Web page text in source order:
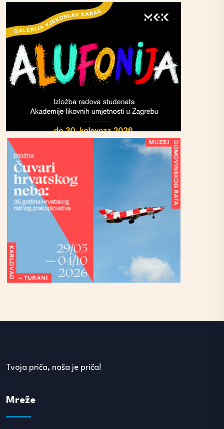
Tvoja priča, naša je priča!
Mreže